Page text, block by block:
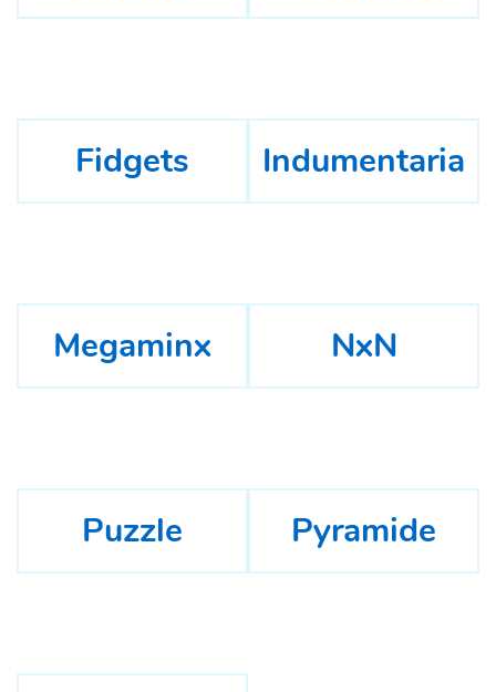
Fidgets Indumentaria
Megaminx NxN
Puzzle Pyramide